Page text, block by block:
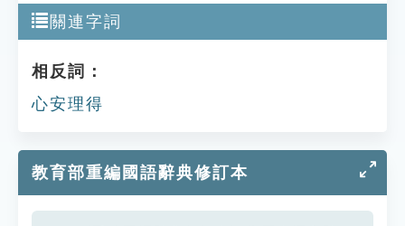
關連字詞
相反詞：
心安理得
教育部重編國語辭典修訂本